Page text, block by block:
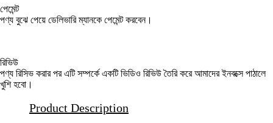
পেমেন্ট
পণ্য বুঝে পেয়ে ডেলিভারি ম্যানকে পেমেন্ট করবেন।
রিভিউ
পণ্য রিসিভ করার পর এটি সম্পর্কে একটি ভিডিও রিভিউ তৈরি করে আমাদের ইনবক্সে পাঠালে
খুশি হবো।
Product Description